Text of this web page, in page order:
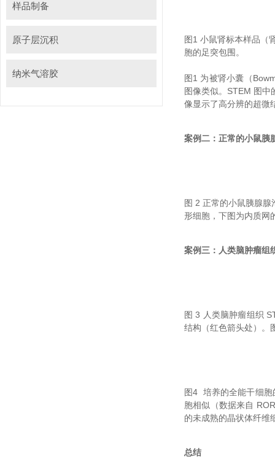
样品制备
原子层沉积
纳米气溶胶
图1 小鼠肾标本样品（
胞的足突包围。
图1 为被肾小囊（
图像类似。STEM 图
像显示了高分辨的超微结
案例二：正常的小鼠
图 2 正常的小鼠胰腺腺泡
形细胞，下图为内质
案例三：人类脑肿瘤组
图 3 人类脑肿瘤组织
结构（红色箭头处）
图4 培养的全能干细胞
胞相似（数据来自
的未成熟的晶状体纤维细
总结